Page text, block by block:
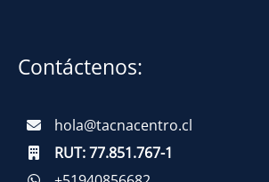
Contáctenos:
hola@tacnacentro.cl
RUT:77.851.767-1